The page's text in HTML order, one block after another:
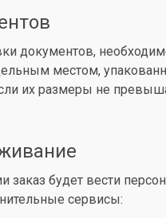
документов,
местом,
их размеры не
будет вести
сервисы: